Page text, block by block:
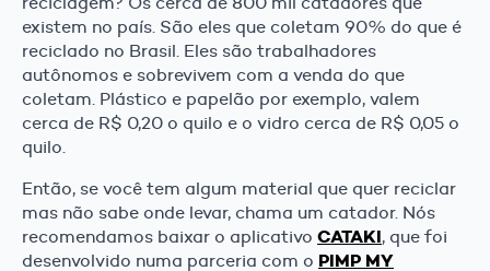
existem no país. São eles que coletam 90% do que é
reciclado no Brasil. Eles são trabalhadores
autônomos e sobrevivem com a venda do que
coletam. Plástico e papelão por exemplo, valem
cerca de R$ 0,20 o quilo e o vidro cerca de R$ 0,05 o
quilo.
Então, se você tem algum material que quer reciclar
mas não sabe onde levar, chama um catador. Nós
recomendamos baixar o aplicativo CATAKI, que foi
desenvolvido numa parceria com o PIMP MY